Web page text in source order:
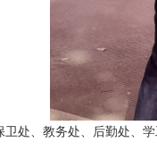
处、教务处、后勤处、